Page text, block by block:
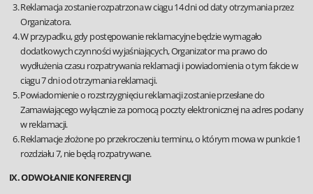
Reklamacja zostanie rozpatrzona w ciągu 14 dni od daty otrzymania przez
Organizatora.
W przypadku, gdy postępowanie reklamacyjne będzie wymagało
dodatkowych czynności wyjaśniających, Organizator ma prawo do
wydłużenia czasu rozpatrywania reklamacji i powiadomienia o tym fakcie w
ciągu 7 dni od otrzymania reklamacji.
Powiadomienie o rozstrzygnięciu reklamacji zostanie przesłane do
Zamawiającego wyłącznie za pomocą poczty elektronicznej na adres podany
w reklamacji.
Reklamacje złożone po przekroczeniu terminu, o którym mowa w punkcie 1
rozdziału 7, nie będą rozpatrywane.
IX. ODWOŁANIE KONFERENCJI